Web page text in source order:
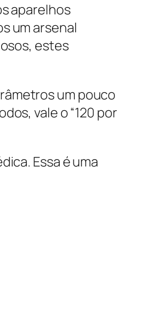
aparelhos
um arsenal
estes
um pouco
vale o “120 por
Essa é uma